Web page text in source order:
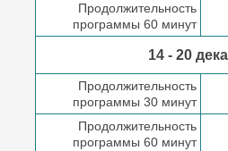
Продолжительность
программы 60 минут
14 - 20
Продолжительность
программы 30 минут
Продолжительность
программы 60 минут